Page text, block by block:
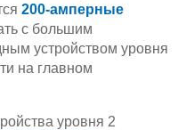
200-амперные
с большим
устройством уровня
на главном
уровня 2